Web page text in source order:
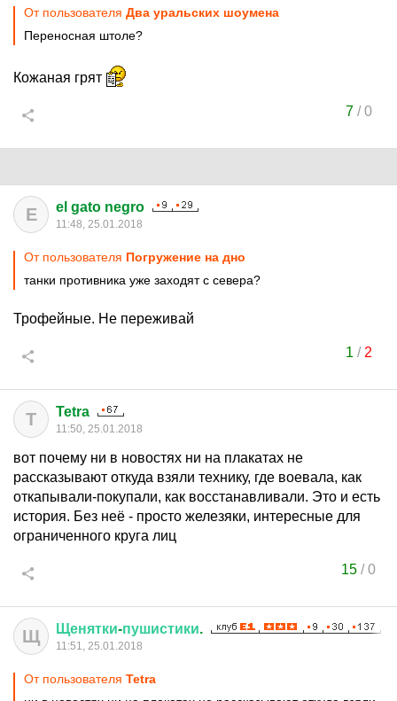
От пользователя Два уральских шоумена
Переносная штоле?
Кожаная грят
7/0
E el gato negro
11:48, 25.01.2018
От пользователя Погружение на дно
танки противника уже заходят с севера?
Трофейные. Не переживай
1 / 2
T Tetra
11:50, 25.01.2018
вот почему ни в новостях ни на плакатах не
рассказывают откуда взяли технику, где воевала, как
откапывали-покупали, как восстанавливали. Это и есть
история. Без неё - просто железяки, интересные для
ограниченного круга лиц
15 /0
Щ Щенятки-пушистики.
11:51, 25.01.2018
От пользователя Tetra